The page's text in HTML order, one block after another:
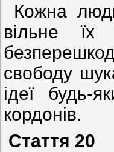
Кожна
вільне
свободу
ідеї будь-
кордонів.
Стаття 20